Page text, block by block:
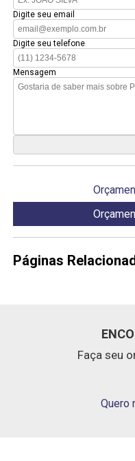
Digite seu email
Digite seu telefone
Mensagem
Páginas
Faça seu
Quero